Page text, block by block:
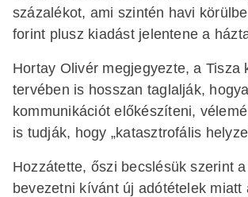
százalékot, ami szintén havi
forint plusz kiadást jelentene a
Hortay Olivér megjegyezte, a Tisza
tervében is hosszan taglalják,
kommunikációt előkészíteni,
is tudják, hogy „katasztrofális
Hozzátette, őszi becslésük szerint
bevezetni kívánt új adótételek miatt